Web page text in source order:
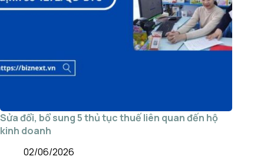
Sửa đổi, bổ sung 5 thủ tục thuế liên quan đến hộ
kinh doanh
02/06/2026